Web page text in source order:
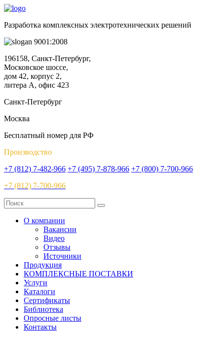
Разработка комплексных электротехнических решений
9001:2008
196158, Санкт-Петербург,
Московское шоссе,
дом 42, корпус 2,
литера А, офис 423
Санкт-Петербург
Москва
Бесплатный номер для РФ
Производство
+7 (812) 7-482-966 +7 (495) 7-878-966 +7 (800) 7-700-966
+7 (812) 7-700-966
О компании
Вакансии
Видео
Отзывы
Источники
Продукция
КОМПЛЕКСНЫЕ ПОСТАВКИ
Услуги
Каталоги
Сертификаты
Библиотека
Опросные листы
Контакты